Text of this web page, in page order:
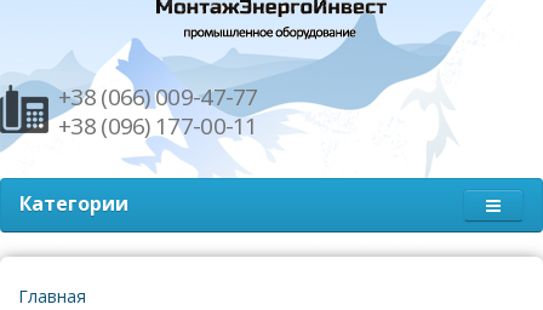
+38 (066) 009-47-77
+38 (096) 177-00-11
Категории
Главная